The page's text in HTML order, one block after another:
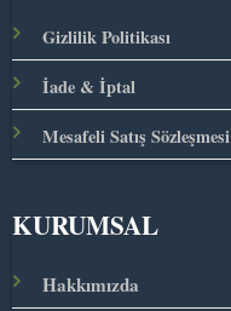
Gizlilik Politikası
İade & İptal
Mesafeli Satış Sözleşmesi
KURUMSAL
Hakkımızda